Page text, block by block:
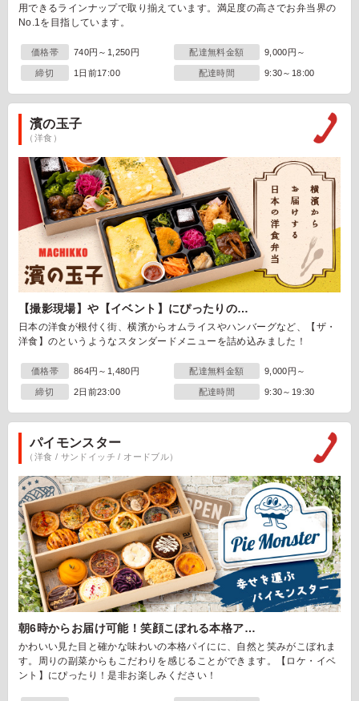
用できるラインナップで取り揃えています。満足度の高さでお弁当界の
No.1を目指しています。
価格帯 740円～1,250円 配達無料金額 9,000円～
締切 1日前17:00 配達時間 9:30～18:00
濱の玉子
（洋食）
【撮影現場】や【イベント】にぴったりの…
日本の洋食が根付く街、横濱からオムライスやハンバーグなど、【ザ・
洋食】のというようなスタンダードメニューを詰め込みました！
価格帯 864円～1,480円 配達無料金額 9,000円～
締切 2日前23:00 配達時間 9:30～19:30
パイモンスター
（洋食 / サンドイッチ / オードブル）
朝6時からお届け可能！笑顔こぼれる本格ア…
かわいい見た目と確かな味わいの本格パイにに、自然と笑みがこぼれま
す。周りの副菜からもこだわりを感じることができます。【ロケ・イベ
ント】にぴったり！是非お楽しみください！